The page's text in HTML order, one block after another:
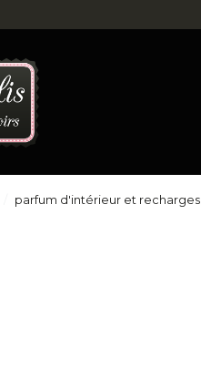
parfum d'intérieur et recharges